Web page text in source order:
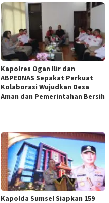
Kapolres Ogan Ilir dan
ABPEDNAS Sepakat Perkuat
Kolaborasi Wujudkan Desa
Aman dan Pemerintahan Bersih
Kapolda Sumsel Siapkan 159